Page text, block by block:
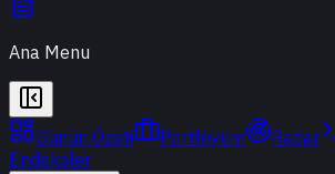
Ana Menu
Günün Özeti Portföyüm Radar
Endeksler